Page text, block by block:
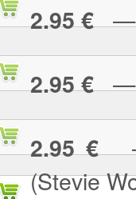
2.95 €—
2.95 €—
2.95 €—
(Stevie